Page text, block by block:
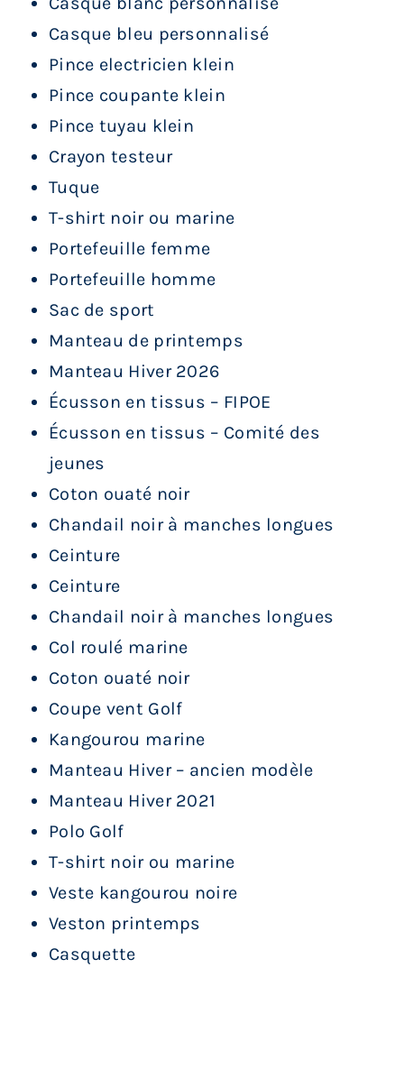
Casque bleu personnalisé
Pince electricien klein
Pince coupante klein
Pince tuyau klein
Crayon testeur
Tuque
T-shirt noir ou marine
Portefeuille femme
Portefeuille homme
Sac de sport
Manteau de printemps
Manteau Hiver 2026
Écusson en tissus – FIPOE
Écusson en tissus – Comité des
jeunes
Coton ouaté noir
Chandail noir à manches longues
Ceinture
Ceinture
Chandail noir à manches longues
Col roulé marine
Coton ouaté noir
Coupe vent Golf
Kangourou marine
Manteau Hiver – ancien modèle
Manteau Hiver 2021
Polo Golf
T-shirt noir ou marine
Veste kangourou noire
Veston printemps
Casquette